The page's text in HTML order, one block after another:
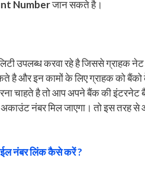
Numberजान सकते है।
उपलब्ध करवा रहे है जिससे ग्राहक
है और इन कामों के लिए ग्राहक को
चाहते है तो आप अपने बैंक की इंटरनेट
नंबर मिल जाएगा। तो इस तरह
नंबर लिंक कैसे करें ?